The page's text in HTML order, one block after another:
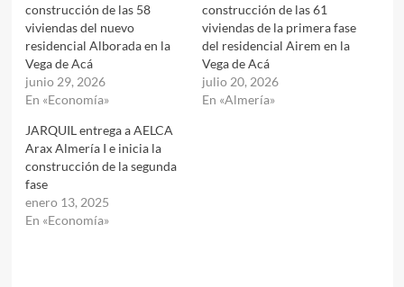
construcción de las 58
viviendas del nuevo
residencial Alborada en la
Vega de Acá
junio 29, 2026
En «Economía»
construcción de las 61
viviendas de la primera fase
del residencial Airem en la
Vega de Acá
julio 20, 2026
En «Almería»
JARQUIL entrega a AELCA
Arax Almería I e inicia la
construcción de la segunda
fase
enero 13, 2025
En «Economía»